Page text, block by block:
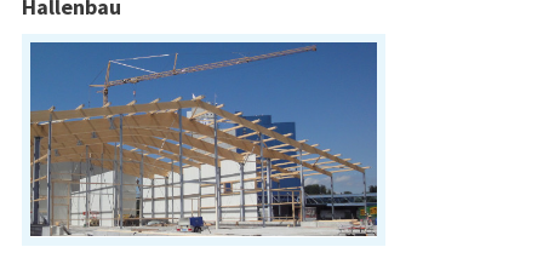
Hallenbau